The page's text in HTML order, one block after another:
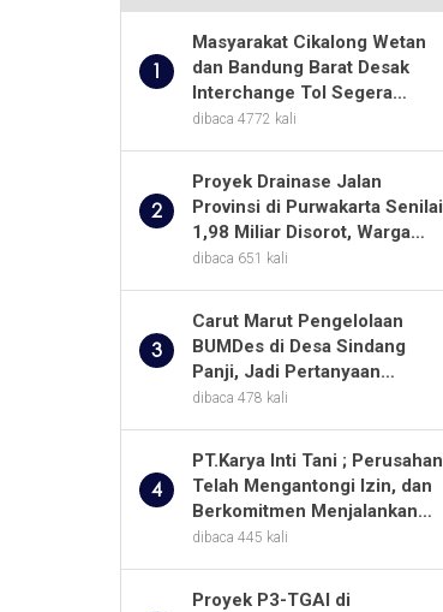
1
Masyarakat Cikalong Wetan
dan Bandung Barat Desak
Interchange Tol Segera
Dibuka
dibaca 4772 kali
2
Proyek Drainase Jalan
Provinsi di Purwakarta Senilai
1,98 Miliar Disorot, Warga
Minta Kualitas Pekerjaan
dibaca 651 kali
3
Carut Marut Pengelolaan
BUMDes di Desa Sindang
Panji, Jadi Pertanyaan
Masyarakat
dibaca 478 kali
4
PT.Karya Inti Tani ; Perusahan
Telah Mengantongi Izin, dan
Berkomitmen Menjalankan
Aturan Yang Berlaku
dibaca 445 kali
Proyek P3-TGAI di